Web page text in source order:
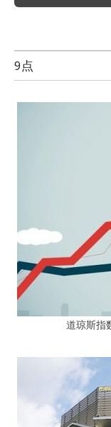
9点
道琼斯指